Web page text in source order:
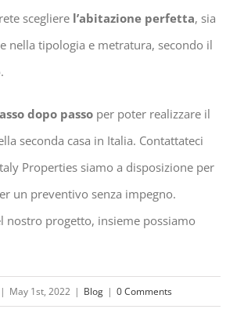
scegliere l’abitazione perfetta, sia
nella tipologia e metratura, secondo il
dopo passo per poter realizzare il
seconda casa in Italia. Contattateci
Properties siamo a disposizione per
un preventivo senza impegno.
nostro progetto, insieme possiamo
| May 1st, 2022 | Blog | 0 Comments